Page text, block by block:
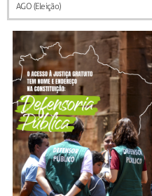
AGO (Eleição)